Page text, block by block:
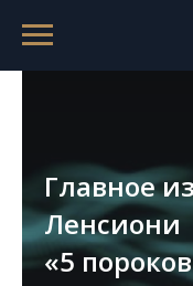
Главное
Ленсиони
«5